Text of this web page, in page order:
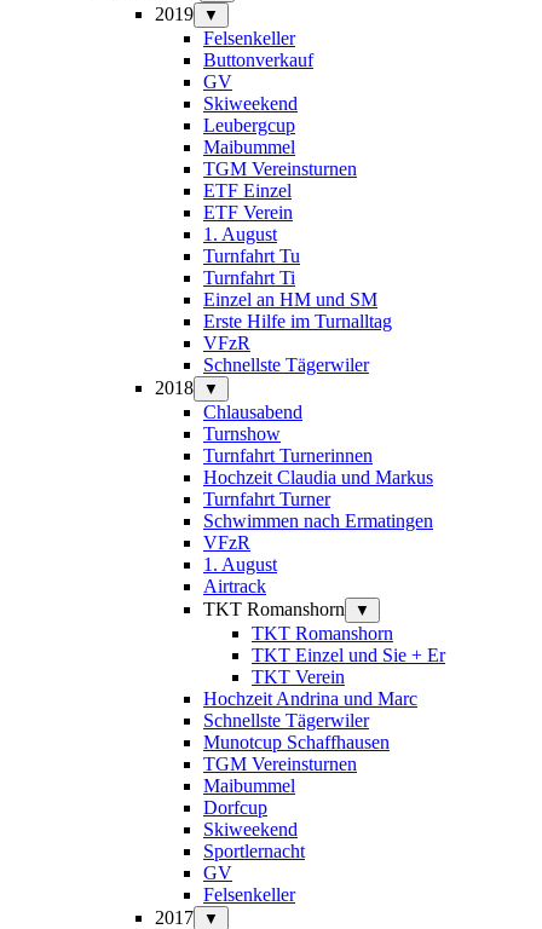
2019 ▼
Felsenkeller
Buttonverkauf
GV
Skiweekend
Leubergcup
Maibummel
TGM Vereinsturnen
ETF Einzel
ETF Verein
1. August
Turnfahrt Tu
Turnfahrt Ti
Einzel an HM und SM
Erste Hilfe im Turnalltag
VFzR
Schnellste Tägerwiler
2018
▼
Chlausabend
Turnshow
Turnfahrt Turnerinnen
Hochzeit Claudia und Markus
Turnfahrt Turner
Schwimmen nach Ermatingen
VFzR
1. August
Airtrack
TKT Romanshorn
▼
TKT Romanshorn
TKT Einzel und Sie + Er
TKT Verein
Hochzeit Andrina und Marc
Schnellste Tägerwiler
Munotcup Schaffhausen
TGM Vereinsturnen
Maibummel
Dorfcup
Skiweekend
Sportlernacht
GV
Felsenkeller
2017
▼